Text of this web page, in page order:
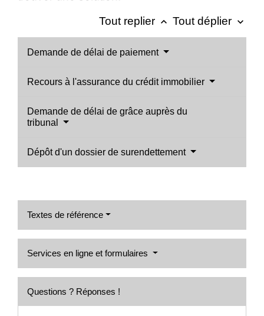
Tout replier keyboard_arrow_up Tout déplier keyboard_arrow_down
Demande de délai de paiement
Recours à l'assurance du crédit immobilier
Demande de délai de grâce auprès du
tribunal
Dépôt d'un dossier de surendettement
Textes de référence
Services en ligne et formulaires
Questions ? Réponses !